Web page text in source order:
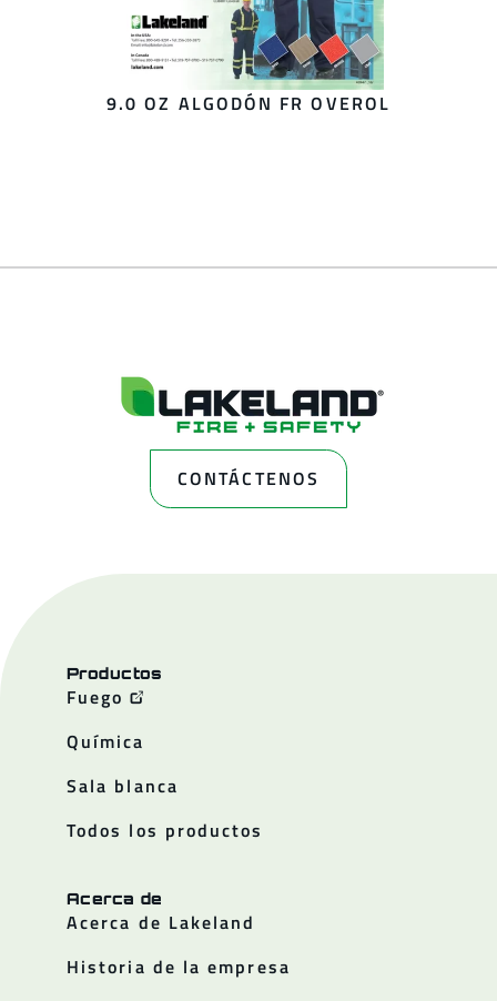
9.0 OZ ALGODÓN FR OVEROL
CONTÁCTENOS
Productos
Fuego
Química
Sala blanca
Todos los productos
Acerca de
Acerca de Lakeland
Historia de la empresa